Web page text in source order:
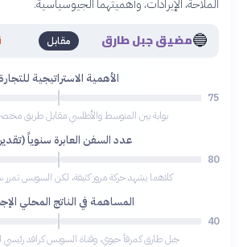
الملاحة، الإيرادات، وأهميتهما الجيوسياسية.
🔵مضيق جبل طارق مقابل
الأهمية الاستراتيجية
75
بوابة بين المتوسط والأطلسي مقابل طريق مختصر
عدد السفن العابرة سنوياً
80
كلاهما يشهد حركة مرور كثيفة، لكن السويس تمرر
المساهمة في الناتج المحلي
40
جبل طارق كمرفأ حيوي، وقناة السويس كرافد رئيسي